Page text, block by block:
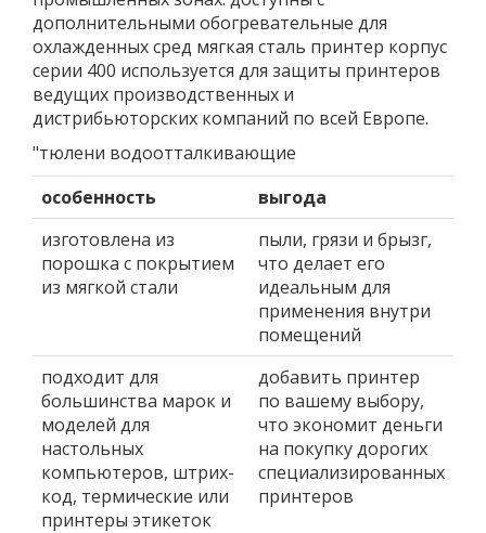
дополнительными обогревательные для
охлажденных сред мягкая сталь принтер корпус
серии 400 используется для защиты принтеров
ведущих производственных и
дистрибьюторских компаний по всей Европе.
"тюлени водоотталкивающие
особенность
выгода
изготовлена ​​из
порошка с покрытием
из мягкой стали
пыли, грязи и брызг,
что делает его
идеальным для
применения внутри
помещений
подходит для
большинства марок и
моделей для
настольных
компьютеров, штрих-
код, термические или
принтеры этикеток
добавить принтер
по вашему выбору,
что экономит деньги
на покупку дорогих
специализированных
принтеров